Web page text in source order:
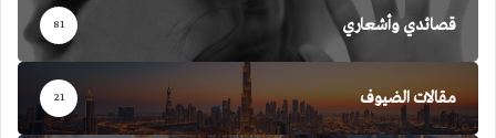
قصائدي وأشعاري 81
مقالات الضيوف 21